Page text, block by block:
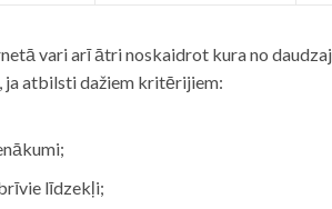
vari arī ātri noskaidrot kura no
atbilsti dažiem kritērijiem:
līdzekļi;